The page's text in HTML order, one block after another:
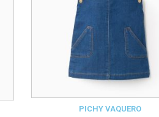
PICHY VAQUERO